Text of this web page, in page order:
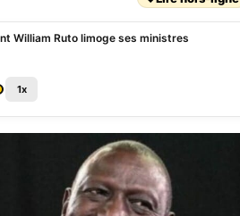
William Ruto limoge ses ministres
1x